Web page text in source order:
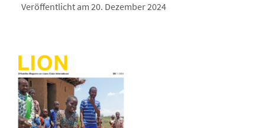
Veröffentlicht am 20. Dezember 2024